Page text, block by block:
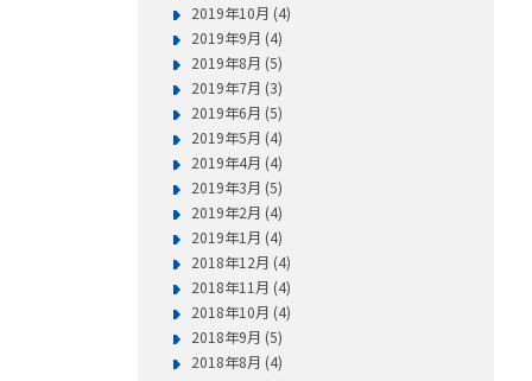
2019年10月 (4)
2019年9月 (4)
2019年8月 (5)
2019年7月 (3)
2019年6月 (5)
2019年5月 (4)
2019年4月 (4)
2019年3月 (5)
2019年2月 (4)
2019年1月 (4)
2018年12月 (4)
2018年11月 (4)
2018年10月 (4)
2018年9月 (5)
2018年8月 (4)